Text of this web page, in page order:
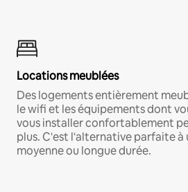
Locations meublées
Des logements entièrement
le wifi et les équipements dont
vous installer confortablement
plus. C'est l'alternative parfaite à
moyenne ou longue durée.